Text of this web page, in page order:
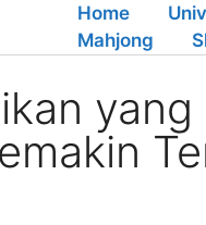
Home
Mahjong